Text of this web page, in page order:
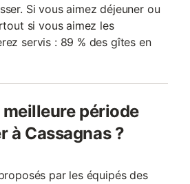
Si vous aimez déjeuner ou
si vous aimez les
servis : 89 % des gîtes en
période
à Cassagnas ?
par les équipés des